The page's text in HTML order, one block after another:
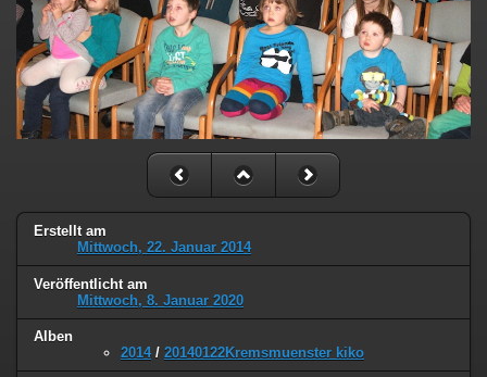
Erstellt am
Mittwoch, 22. Januar 2014
Veröffentlicht am
Mittwoch, 8. Januar 2020
Alben
2014/ 20140122Kremsmuenster kiko